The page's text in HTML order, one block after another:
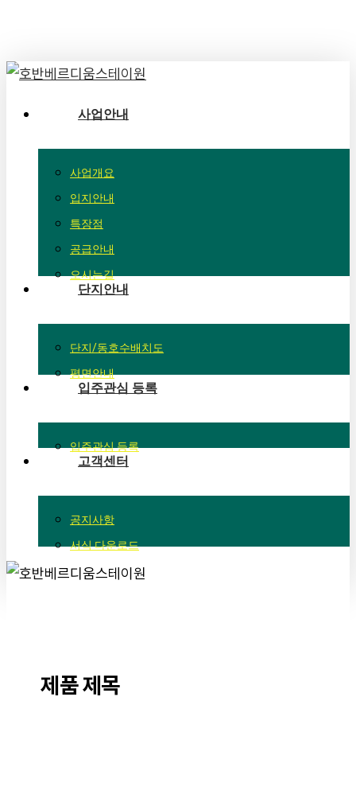
main
Menu
사업안내
사업개요
입지안내
특장점
공급안내
오시는길
단지안내
단지/동호수배치도
평면안내
입주관심 등록
입주관심 등록
고객센터
공지사항
서식 다운로드
제품 제목